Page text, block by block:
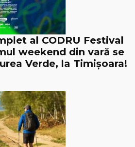
al CODRU Festival
weekend din vară se
Verde, la Timișoara!